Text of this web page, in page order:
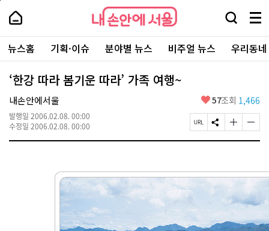
본
로
가
내
손
안
에
서
울
-
서
울
시
대
표
소
내
손
에
울
검
창
열
기
메
뉴
전
체
보
주
요
서
뉴스홈 기획·이슈 분야별 뉴스 비주얼 뉴스 우리동
‘한강 따라 봄기운 따라’ 가족 여행~
내손안에서울
발행일 2006.02.08. 00:00
수정일 2006.02.08. 00:00
좋
요
57조회 1,466
페
이
L
복
S
N
하
기
글
자
게
변
경
하
기
글
자
게
변
경
하
기
페
상
단
로